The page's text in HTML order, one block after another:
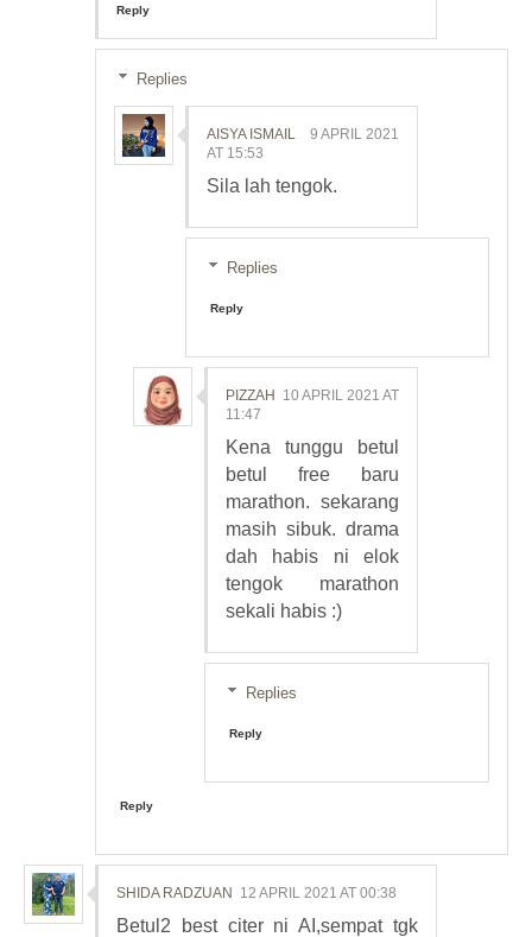
Reply
Replies
AISYA ISMAIL
9 APRIL 2021
AT 15:53
Sila lah tengok.
Replies
Reply
PIZZAH
10 APRIL 2021 AT
11:47
Kena tunggu betul
betul free baru
marathon. sekarang
masih sibuk. drama
dah habis ni elok
tengok marathon
sekali habis :)
Replies
Reply
Reply
SHIDA RADZUAN 12 APRIL 2021 AT 00:38
Betul2 best citer ni AI,sempat tgk